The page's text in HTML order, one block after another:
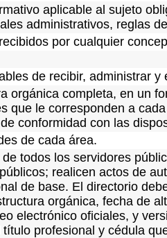
aplicable al sujeto
administrativos, reglas
por cualquier
de recibir, administrar y
orgánica completa, en un
que le corresponden a
conformidad con las
de cada área.
todos los servidores
realicen actos de
de base. El directorio
orgánica, fecha de
electrónico oficiales, y
profesional y cédula